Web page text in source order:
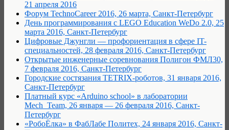
21 апреля 2016
Форум TechnoCareer 2016, 26 марта, Санкт-Петербург
День программирования с LEGO Education WeDo 2.0, 25
марта 2016, Санкт-Петербург
Цифровые Джунгли — профориентация в сфере IT-
специальностей, 28 февраля 2016, Санкт-Петербург
Открытые инженерные соревнования Полигон ФМЛ30,
7 февраля 2016, Санкт-Петербург
Городские состязания TETRIX-роботов, 31 января 2016,
Санкт-Петербург
Платный курс «Arduino school» в лаборатории
Mech_Team, 26 января — 26 февраля 2016, Санкт-
Петербург
«РобоЁлка» в ФабЛабе Политех, 24 января 2016, Санкт-